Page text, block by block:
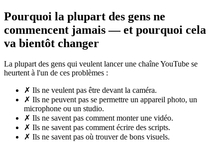
Pourquoi la plupart des gens ne
commencent jamais — et pourquoi cela
va bientôt changer
La plupart des gens qui veulent lancer une chaîne YouTube se
heurtent à l'un de ces problèmes :
✗ Ils ne veulent pas être devant la caméra.
✗ Ils ne peuvent pas se permettre un appareil photo, un
microphone ou un studio.
✗ Ils ne savent pas comment monter une vidéo.
✗ Ils ne savent pas comment écrire des scripts.
✗ Ils ne savent pas où trouver de bons visuels.